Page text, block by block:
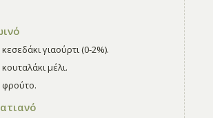
κεσεδάκι γιαούρτι (0-2%).
κουταλάκι μέλι.
φρούτο.